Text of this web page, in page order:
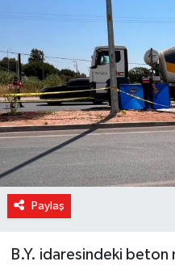
Paylaş
B.Y. idaresindeki beton
Özel Haber
Sağlık
Siyaset
Son Dakika
Spor